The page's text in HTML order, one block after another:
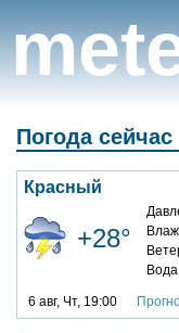
Погода сейчас
Красный
+28°
Вода
6 авг, Чт, 19:00